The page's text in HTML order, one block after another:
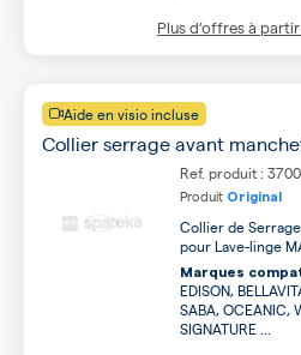
Plus d’offres à
Aide en visio incluse
Collier serrage avant
Ref. produit :
Produit Original
Collier de
pour Lave-linge
Marques
EDISON,
SABA, OCEANIC,
SIGNATURE ...